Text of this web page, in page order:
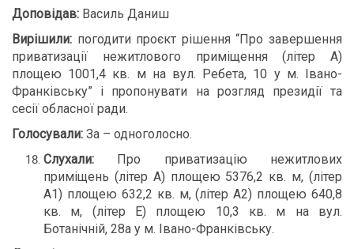
Доповідав: Василь Даниш
Вирішили: погодити проєкт рішення “Про завершення
приватизації нежитлового приміщення (літер А)
площею 1001,4 кв. м на вул. Ребета, 10 у м. Івано-
Франківську” і пропонувати на розгляд президії та
сесії обласної ради.
Голосували: За – одноголосно.
Слухали: Про приватизацію нежитлових
приміщень (літер А) площею 5376,2 кв. м, (літер
А1) площею 632,2 кв. м, (літер А2) площею 640,8
кв. м, (літер Е) площею 10,3 кв. м на вул.
Ботанічній, 28а у м. Івано-Франківську.